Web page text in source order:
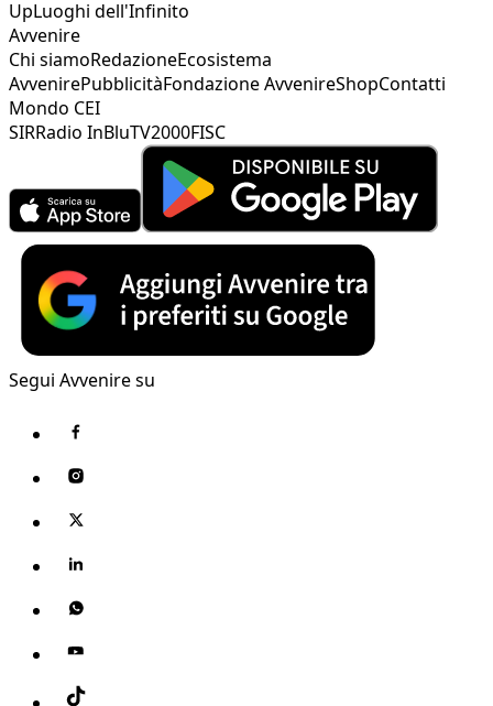
UpLuoghi dell'Infinito
Avvenire
Chi siamoRedazioneEcosistema
AvvenirePubblicitàFondazione AvvenireShopContatti
Mondo CEI
SIRRadio InBluTV2000FISC
Segui Avvenire su